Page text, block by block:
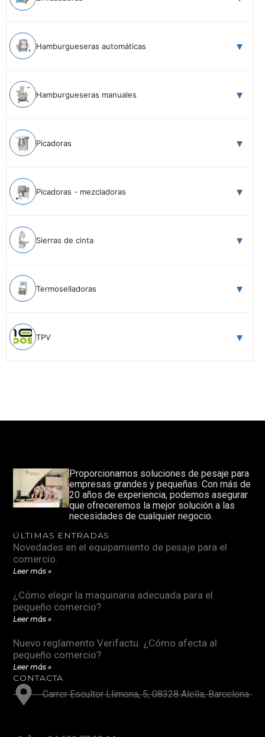
Hamburgueseras automáticas
Hamburgueseras manuales
Picadoras
Picadoras - mezcladoras
Sierras de cinta
Termoselladoras
TPV
Proporcionamos soluciones de pesaje para
empresas grandes y pequeñas. Con más de
20 años de experiencia, podemos asegurar
que ofreceremos la mejor solución a las
necesidades de cualquier negocio.
ÚLTIMAS ENTRADAS
Novedades en el equipamiento de pesaje para el
comercio.
Leer más »
¿Cómo elegir la maquinaria adecuada para el
pequeño comercio?
Leer más »
Nuevo reglamento Verifactu. ¿Cómo afecta al
pequeño comercio?
Leer más »
CONTACTA
Carrer Escultor Llimona, 5, 08328 Alella, Barcelona